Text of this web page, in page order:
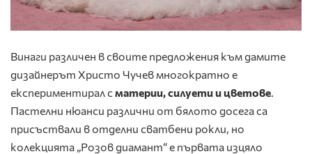
Винаги различен в своите предложения към дамите
дизайнерът Христо Чучев многократно е
експериментирал с материи, силуети и цветове
Пастелни нюанси различни от бялото досега са
присъствали в отделни сватбени рокли, но
колекцията „Розов диамант“ е първата изцяло